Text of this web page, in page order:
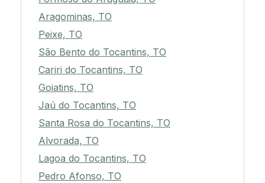
Aragominas, TO
Peixe, TO
São Bento do Tocantins, TO
Cariri do Tocantins, TO
Goiatins, TO
Jaú do Tocantins, TO
Santa Rosa do Tocantins, TO
Alvorada, TO
Lagoa do Tocantins, TO
Pedro Afonso, TO